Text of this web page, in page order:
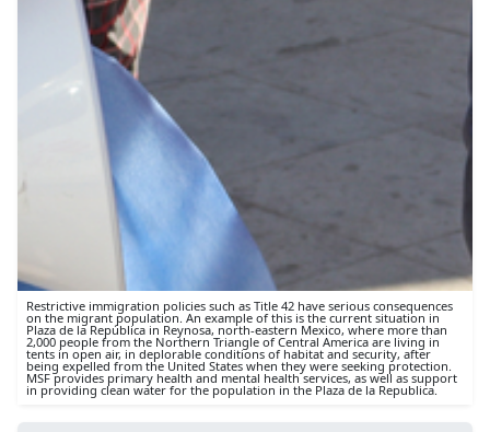
Restrictive immigration policies such as Title 42 have serious consequences
on the migrant population. An example of this is the current situation in
Plaza de la República in Reynosa, north-eastern Mexico, where more than
2,000 people from the Northern Triangle of Central America are living in
tents in open air, in deplorable conditions of habitat and security, after
being expelled from the United States when they were seeking protection.
MSF provides primary health and mental health services, as well as support
in providing clean water for the population in the Plaza de la Republica.